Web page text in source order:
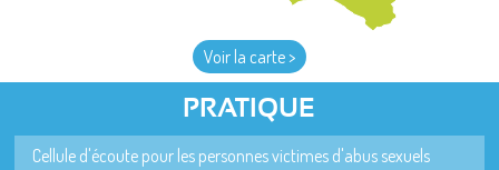
Voir la carte >
PRATIQUE
Cellule d'écoute pour les personnes victimes d'abus sexuels